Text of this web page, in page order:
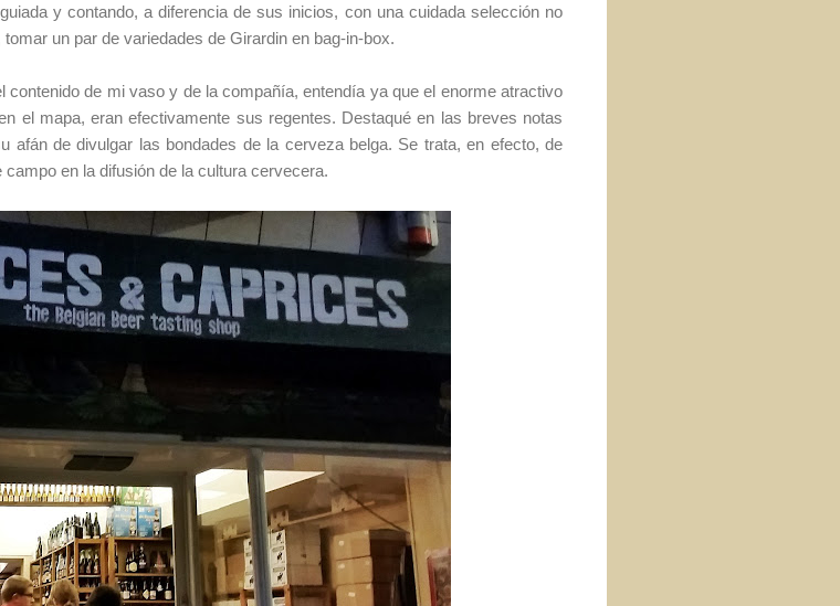
y contando, a diferencia de sus inicios, con una cuidada selección no
un par de variedades de Girardin en bag-in-box.
de mi vaso y de la compañía, entendía ya que el enorme atractivo
el mapa, eran efectivamente sus regentes. Destaqué en las breves notas
afán de divulgar las bondades de la cerveza belga. Se trata, en efecto, de
en la difusión de la cultura cervecera.